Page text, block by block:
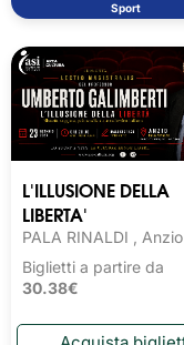
Sport
L'ILLUSIONE DELLA
LIBERTA'
PALA RINALDI , Anzio
Biglietti a partire da
30.38€